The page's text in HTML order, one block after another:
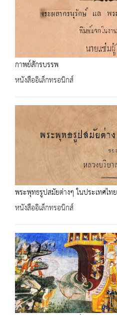
กาพย์สักรบรรพ
หนังสืออิเล็กทรอนิกส์
พระพุทธรูปสมัยต่างๆ ในประเทศไทย
หนังสืออิเล็กทรอนิกส์